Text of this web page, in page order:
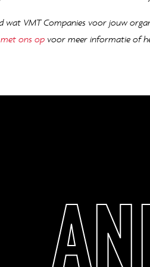
wat VMT Companies voor jouw
ons op voor meer informatie of